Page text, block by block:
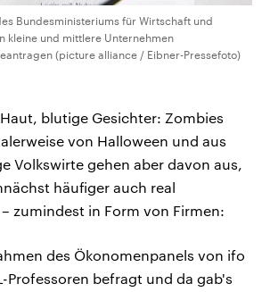
Bundesministeriums für Wirtschaft und
kleine und mittlere Unternehmen
(picture alliance / Eibner-Pressefoto)
blutige Gesichter: Zombies
von Halloween und aus
Volkswirte gehen aber davon aus,
häufiger auch real
zumindest in Form von Firmen:
des Ökonomenpanels von ifo
Professoren befragt und da gab's